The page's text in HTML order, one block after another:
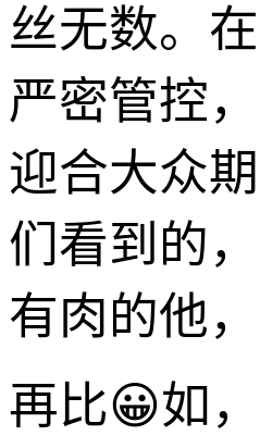
丝无数。
严密管控
迎合大众
们看到的
有肉的他
再比😀如